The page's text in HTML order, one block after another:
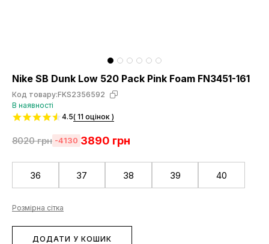
Nike SB Dunk Low 520 Pack Pink Foam FN3451-161
Код товару:FKS2356592
В наявності
4.5( 11 оцінок )
8020грн -4130 3890 грн
36 37 38 39 40
Розмірна сітка
ДОДАТИ У КОШИК